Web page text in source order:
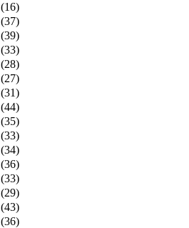
(16)
(37)
(39)
(33)
(28)
(27)
(31)
(44)
(35)
(33)
(34)
(36)
(33)
(29)
(43)
(36)